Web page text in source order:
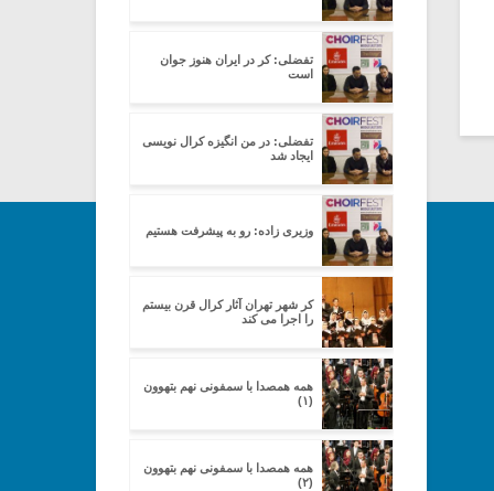
تفضلی: کر در ایران هنوز جوان
است
تفضلی: در من انگیزه کرال نویسی
ایجاد شد
وزیری زاده: رو به پیشرفت هستیم
کر شهر تهران آثار کرال قرن بیستم
را اجرا می کند
همه همصدا با سمفونی نهم بتهوون
(۱)
همه همصدا با سمفونی نهم بتهوون
(۲)